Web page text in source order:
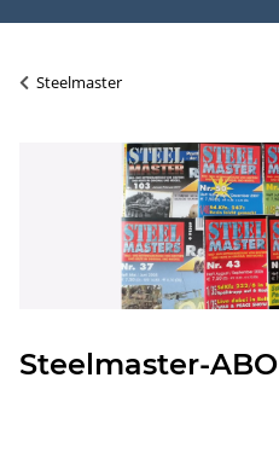
Steelmaster
Steelmaster-ABO